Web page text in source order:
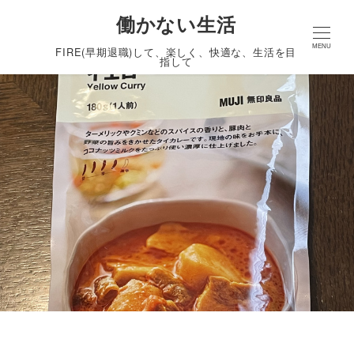
働かない生活
FIRE(早期退職)して、楽しく、快適な、生活を目
指して
MENU